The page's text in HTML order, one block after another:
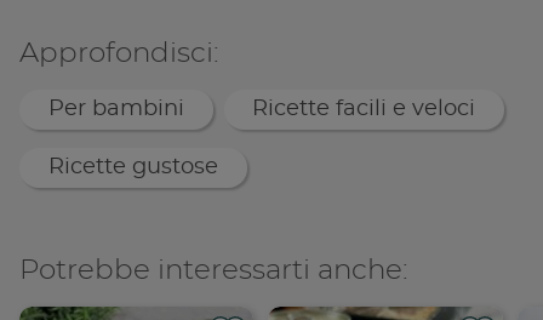
Condividi
Copia
Approfondisci:
Per bambini Ricette facili e veloci
Ricette gustose
Potrebbe interessarti anche: